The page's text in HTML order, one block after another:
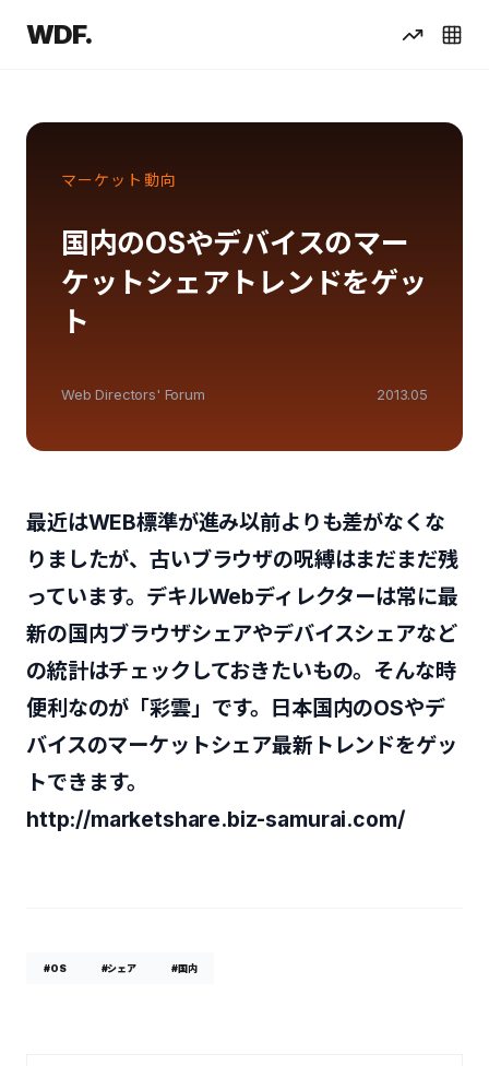
WDF.
マーケット動向
国内のOSやデバイスのマー
ケットシェアトレンドをゲッ
ト
Web Directors' Forum 2013.05
最近はWEB標準が進み以前よりも差がなくな
りましたが、古いブラウザの呪縛はまだまだ残
っています。デキルWebディレクターは常に最
新の国内ブラウザシェアやデバイスシェアなど
の統計はチェックしておきたいもの。そんな時
便利なのが「彩雲」です。日本国内のOSやデ
バイスのマーケットシェア最新トレンドをゲッ
トできます。
http://marketshare.biz-samurai.com/
#OS #シェア #国内